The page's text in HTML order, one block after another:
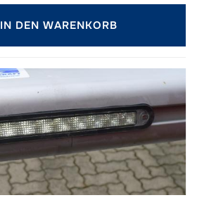
IN DEN WARENKORB